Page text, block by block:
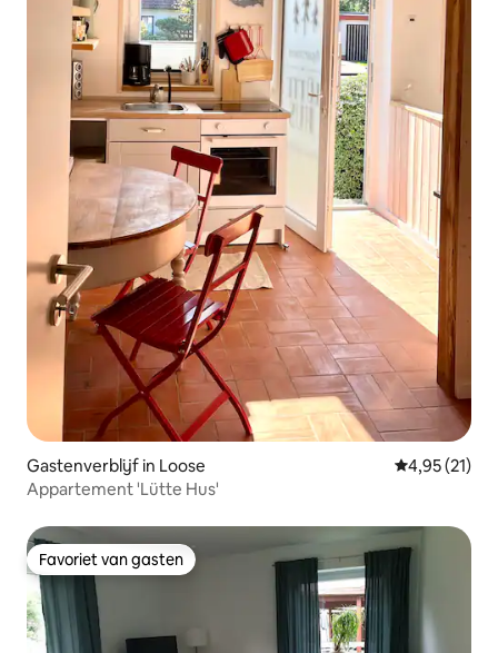
Gastenverblijf in Loose Gemiddelde
4,95 (21)
Appartement 'Lütte Hus'
Favoriet van gasten
Favoriet van gasten